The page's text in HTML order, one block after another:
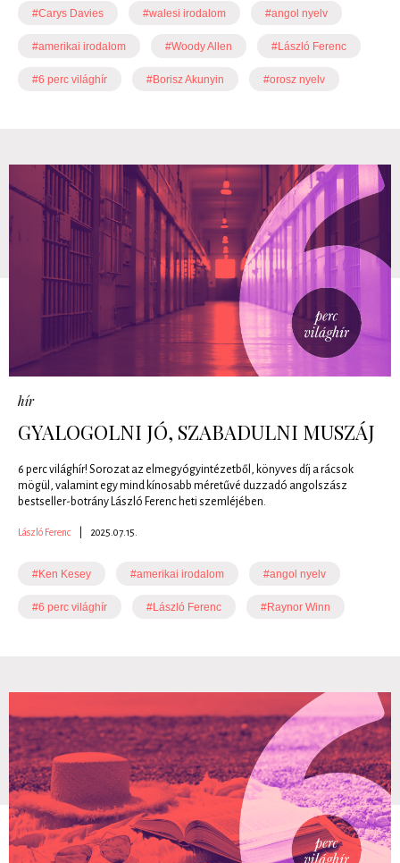
#Carys Davies #walesi irodalom #angol nyelv
#amerikai irodalom #Woody Allen #László Ferenc
#6 perc világhír #Borisz Akunyin #orosz nyelv
hír
GYALOGOLNI JÓ, SZABADULNI MUSZÁJ
6 perc világhír! Sorozat az elmegyógyintézetből, könyves díj a rácsok
mögül, valamint egy mind kínosabb méretűvé duzzadó angolszász
bestseller-botrány László Ferenc heti szemléjében.
László Ferenc 2025.07.15.
#Ken Kesey #amerikai irodalom #angol nyelv
#6 perc világhír #László Ferenc #Raynor Winn